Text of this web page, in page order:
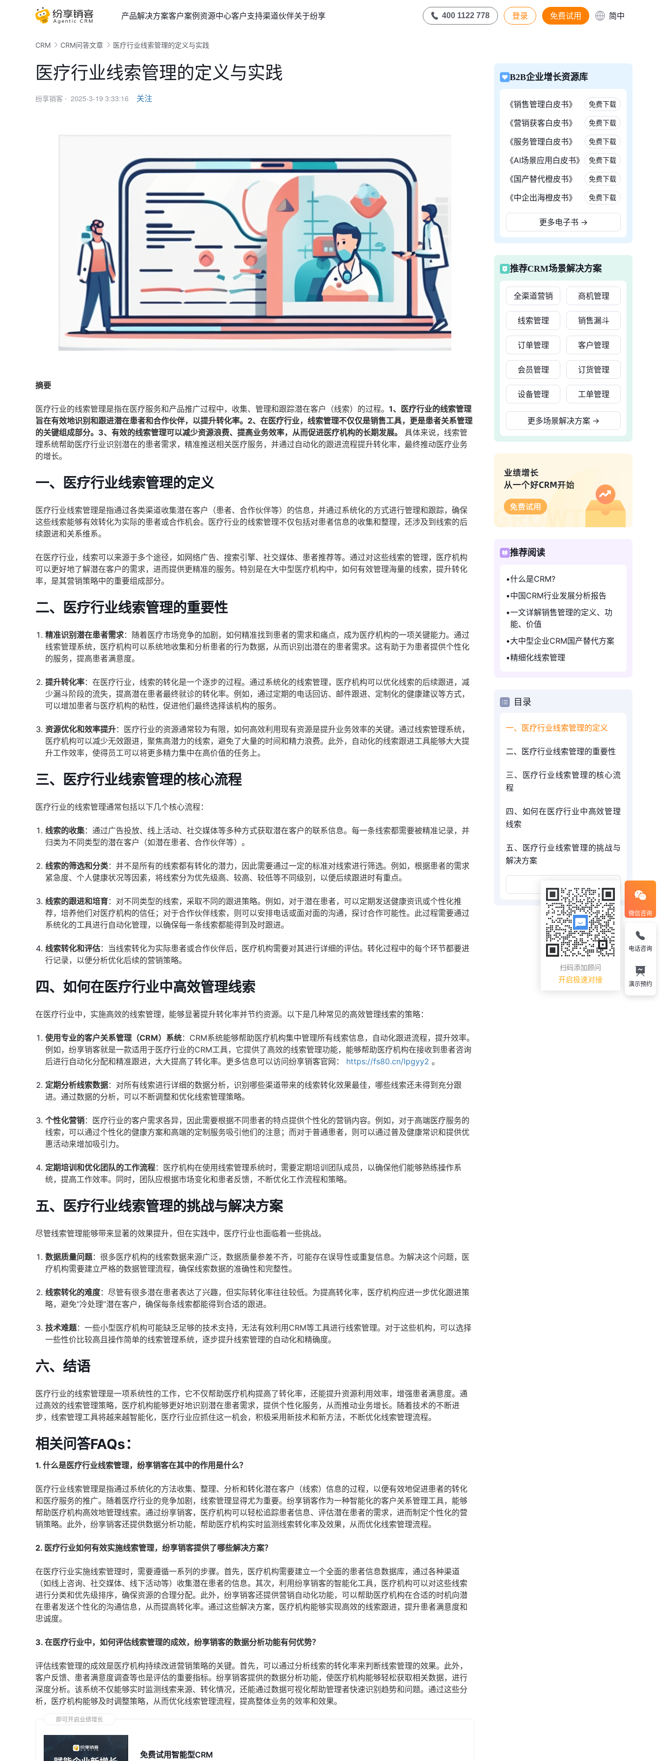
产品解决方案客户案例资源中心客户支持渠道伙伴关于纷享 400 1122 778 登录 免费试用 简中
CRM CRM问答文章 医疗行业线索管理的定义与实践
医疗行业线索管理的定义与实践
纷享销客 · 2025-3-19 3:33:16 关注
摘要
医疗行业的线索管理是指在医疗服务和产品推广过程中，收集、管理和跟踪潜在客户（线索）的过程。 1、医疗行业的线索管理
旨在有效地识别和跟进潜在患者和合作伙伴，以提升转化率。2、在医疗行业，线索管理不仅仅是销售工具，更是患者关系管理
的关键组成部分。3、有效的线索管理可以减少资源浪费、提高业务效率，从而促进医疗机构的长期发展。
具体来说，线索管
理系统帮助医疗行业识别潜在的患者需求，精准推送相关医疗服务，并通过自动化的跟进流程提升转化率，最终推动医疗业务
的增长。
一、医疗行业线索管理的定义
医疗行业线索管理是指通过各类渠道收集潜在客户（患者、合作伙伴等）的信息，并通过系统化的方式进行管理和跟踪，确保
这些线索能够有效转化为实际的患者或合作机会。医疗行业的线索管理不仅包括对患者信息的收集和整理，还涉及到线索的后
续跟进和关系维系。
在医疗行业，线索可以来源于多个途径，如网络广告、搜索引擎、社交媒体、患者推荐等。通过对这些线索的管理，医疗机构
可以更好地了解潜在客户的需求，进而提供更精准的服务。特别是在大中型医疗机构中，如何有效管理海量的线索，提升转化
率，是其营销策略中的重要组成部分。
二、医疗行业线索管理的重要性
精准识别潜在患者需求：随着医疗市场竞争的加剧，如何精准找到患者的需求和痛点，成为医疗机构的一项关键能力。通过
线索管理系统，医疗机构可以系统地收集和分析患者的行为数据，从而识别出潜在的患者需求。这有助于为患者提供个性化
的服务，提高患者满意度。
提升转化率：在医疗行业，线索的转化是一个逐步的过程。通过系统化的线索管理，医疗机构可以优化线索的后续跟进，减
少漏斗阶段的流失，提高潜在患者最终就诊的转化率。例如，通过定期的电话回访、邮件跟进、定制化的健康建议等方式，
可以增加患者与医疗机构的粘性，促进他们最终选择该机构的服务。
资源优化和效率提升：医疗行业的资源通常较为有限，如何高效利用现有资源是提升业务效率的关键。通过线索管理系统，
医疗机构可以减少无效跟进，聚焦高潜力的线索，避免了大量的时间和精力浪费。此外，自动化的线索跟进工具能够大大提
升工作效率，使得员工可以将更多精力集中在高价值的任务上。
三、医疗行业线索管理的核心流程
医疗行业的线索管理通常包括以下几个核心流程：
线索的收集：通过广告投放、线上活动、社交媒体等多种方式获取潜在客户的联系信息。每一条线索都需要被精准记录，并
归类为不同类型的潜在客户（如潜在患者、合作伙伴等）。
线索的筛选和分类：并不是所有的线索都有转化的潜力，因此需要通过一定的标准对线索进行筛选。例如，根据患者的需求
紧急度、个人健康状况等因素，将线索分为优先级高、较高、较低等不同级别，以便后续跟进时有重点。
线索的跟进和培育：对不同类型的线索，采取不同的跟进策略。例如，对于潜在患者，可以定期发送健康资讯或个性化推
荐，培养他们对医疗机构的信任；对于合作伙伴线索，则可以安排电话或面对面的沟通，探讨合作可能性。此过程需要通过
系统化的工具进行自动化管理，以确保每一条线索都能得到及时跟进。
线索转化和评估：当线索转化为实际患者或合作伙伴后，医疗机构需要对其进行详细的评估。转化过程中的每个环节都要进
行记录，以便分析优化后续的营销策略。
四、如何在医疗行业中高效管理线索
在医疗行业中，实施高效的线索管理，能够显著提升转化率并节约资源。以下是几种常见的高效管理线索的策略：
使用专业的客户关系管理（CRM）系统：CRM系统能够帮助医疗机构集中管理所有线索信息，自动化跟进流程，提升效率。
例如，纷享销客就是一款适用于医疗行业的CRM工具，它提供了高效的线索管理功能，能够帮助医疗机构在接收到患者咨询
后进行自动化分配和精准跟进，大大提高了转化率。更多信息可以访问纷享销客官网：
https://fs80.cn/lpgyy2 。
定期分析线索数据：对所有线索进行详细的数据分析，识别哪些渠道带来的线索转化效果最佳，哪些线索还未得到充分跟
进。通过数据的分析，可以不断调整和优化线索管理策略。
个性化营销：医疗行业的客户需求各异，因此需要根据不同患者的特点提供个性化的营销内容。例如，对于高端医疗服务的
线索，可以通过个性化的健康方案和高端的定制服务吸引他们的注意；而对于普通患者，则可以通过普及健康常识和提供优
惠活动来增加吸引力。
定期培训和优化团队的工作流程：医疗机构在使用线索管理系统时，需要定期培训团队成员，以确保他们能够熟练操作系
统，提高工作效率。同时，团队应根据市场变化和患者反馈，不断优化工作流程和策略。
五、医疗行业线索管理的挑战与解决方案
尽管线索管理能够带来显著的效果提升，但在实践中，医疗行业也面临着一些挑战。
数据质量问题：很多医疗机构的线索数据来源广泛，数据质量参差不齐，可能存在误导性或重复信息。为解决这个问题，医
疗机构需要建立严格的数据管理流程，确保线索数据的准确性和完整性。
线索转化的难度：尽管有很多潜在患者表达了兴趣，但实际转化率往往较低。为提高转化率，医疗机构应进一步优化跟进策
略，避免“冷处理”潜在客户，确保每条线索都能得到合适的跟进。
技术难题：一些小型医疗机构可能缺乏足够的技术支持，无法有效利用CRM等工具进行线索管理。对于这些机构，可以选择
一些性价比较高且操作简单的线索管理系统，逐步提升线索管理的自动化和精确度。
六、结语
医疗行业的线索管理是一项系统性的工作，它不仅帮助医疗机构提高了转化率，还能提升资源利用效率，增强患者满意度。通
过高效的线索管理策略，医疗机构能够更好地识别潜在患者需求，提供个性化服务，从而推动业务增长。随着技术的不断进
步，线索管理工具将越来越智能化，医疗行业应抓住这一机会，积极采用新技术和新方法，不断优化线索管理流程。
相关问答FAQs：
1. 什么是医疗行业线索管理，纷享销客在其中的作用是什么？
医疗行业线索管理是指通过系统化的方法收集、整理、分析和转化潜在客户（线索）信息的过程，以便有效地促进患者的转化
和医疗服务的推广。随着医疗行业的竞争加剧，线索管理显得尤为重要。纷享销客作为一种智能化的客户关系管理工具，能够
帮助医疗机构高效地管理线索。通过纷享销客，医疗机构可以轻松追踪患者信息、评估潜在患者的需求，进而制定个性化的营
销策略。此外，纷享销客还提供数据分析功能，帮助医疗机构实时监测线索转化率及效果，从而优化线索管理流程。
2. 医疗行业如何有效实施线索管理，纷享销客提供了哪些解决方案？
在医疗行业实施线索管理时，需要遵循一系列的步骤。首先，医疗机构需要建立一个全面的患者信息数据库，通过各种渠道
（如线上咨询、社交媒体、线下活动等）收集潜在患者的信息。其次，利用纷享销客的智能化工具，医疗机构可以对这些线索
进行分类和优先级排序，确保资源的合理分配。此外，纷享销客还提供营销自动化功能，可以帮助医疗机构在合适的时机向潜
在患者发送个性化的沟通信息，从而提高转化率。通过这些解决方案，医疗机构能够实现高效的线索跟进，提升患者满意度和
忠诚度。
3. 在医疗行业中，如何评估线索管理的成效，纷享销客的数据分析功能有何优势？
评估线索管理的成效是医疗机构持续改进营销策略的关键。首先，可以通过分析线索的转化率来判断线索管理的效果。此外，
客户反馈、患者满意度调查等也是评估的重要指标。纷享销客提供的数据分析功能，使医疗机构能够轻松获取相关数据，进行
深度分析。该系统不仅能够实时监测线索来源、转化情况，还能通过数据可视化帮助管理者快速识别趋势和问题。通过这些分
析，医疗机构能够及时调整策略，从而优化线索管理流程，提高整体业务的效率和效果。
即可开启业绩增长
免费试用智能型CRM
B2B企业增长资源库
《销售管理白皮书》 免费下载
《营销获客白皮书》 免费下载
《服务管理白皮书》 免费下载
《AI场景应用白皮书》 免费下载
《国产替代橙皮书》 免费下载
《中企出海橙皮书》 免费下载
更多电子书 →
推荐CRM场景解决方案
全渠道营销 商机管理
线索管理 销售漏斗
订单管理 客户管理
会员管理 订货管理
设备管理 工单管理
更多场景解决方案 →
推荐阅读
什么是CRM?
中国CRM行业发展分析报告
一文详解销售管理的定义、功
能、价值
大中型企业CRM国产替代方案
精细化线索管理
目录
一、医疗行业线索管理的定义
二、医疗行业线索管理的重要性
三、医疗行业线索管理的核心流
程
四、如何在医疗行业中高效管理
线索
五、医疗行业线索管理的挑战与
解决方案
微信咨询
扫码添加顾问
开启极速对接
电话咨询
演示预约